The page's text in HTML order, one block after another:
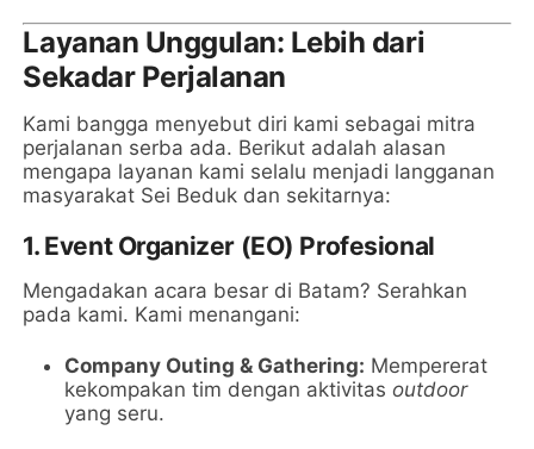
Layanan Unggulan: Lebih dari
Sekadar Perjalanan
Kami bangga menyebut diri kami sebagai mitra
perjalanan serba ada. Berikut adalah alasan
mengapa layanan kami selalu menjadi langganan
masyarakat Sei Beduk dan sekitarnya:
1. Event Organizer (EO) Profesional
Mengadakan acara besar di Batam? Serahkan
pada kami. Kami menangani:
Company Outing & Gathering: Mempererat
kekompakan tim dengan aktivitasoutdoor
yang seru.